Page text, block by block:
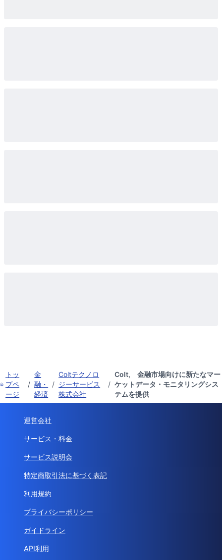
トッ
プペ
ージ
/
金
融・
経済
/
Coltテクノロ
ジーサービス
株式会社
/
Colt, 金融市場向けに新たなマー
ケットデータ・モニタリングシス
テムを提供
運営会社
サービス・料金
サービス説明会
特定商取引法に基づく表記
利用規約
プライバシーポリシー
ガイドライン
API利用